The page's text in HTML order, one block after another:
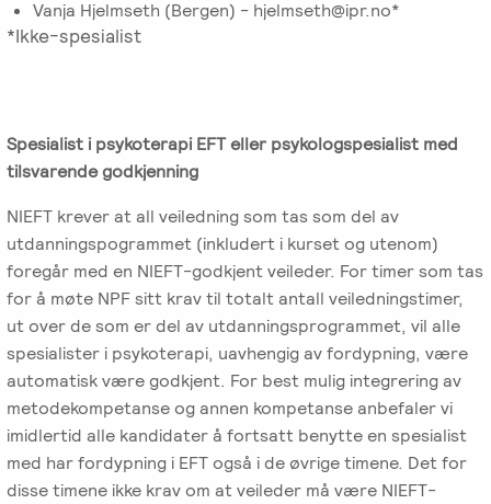
Vanja Hjelmseth (Bergen) - hjelmseth@ipr.no*
*Ikke-spesialist
Spesialist i psykoterapi EFT eller psykologspesialist med
tilsvarende godkjenning
NIEFT krever at all veiledning som tas som del av
utdanningspogrammet (inkludert i kurset og utenom)
foregår med en NIEFT-godkjent veileder. For timer som tas
for å møte NPF sitt krav til totalt antall veiledningstimer,
ut over de som er del av utdanningsprogrammet, vil alle
spesialister i psykoterapi, uavhengig av fordypning, være
automatisk være godkjent. For best mulig integrering av
metodekompetanse og annen kompetanse anbefaler vi
imidlertid alle kandidater å fortsatt benytte en spesialist
med har fordypning i EFT også i de øvrige timene. Det for
disse timene ikke krav om at veileder må være NIEFT-